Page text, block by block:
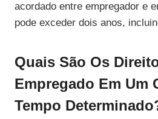
acordado entre empregador e
pode exceder dois anos,
Quais São Os
Empregado Em Um
Tempo